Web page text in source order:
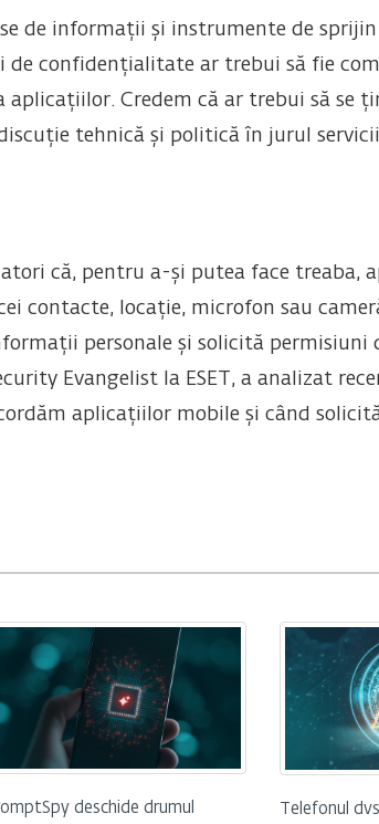
de informații și instrumente de
de confidențialitate ar trebui să fie
Credem că ar trebui să se
tehnică și politică în jurul
că, pentru a-și putea face treaba,
contacte, locație, microfon sau
personale și solicită
Evangelist la ESET, a analizat
aplicațiilor mobile și când
deschide drumul Telefonul